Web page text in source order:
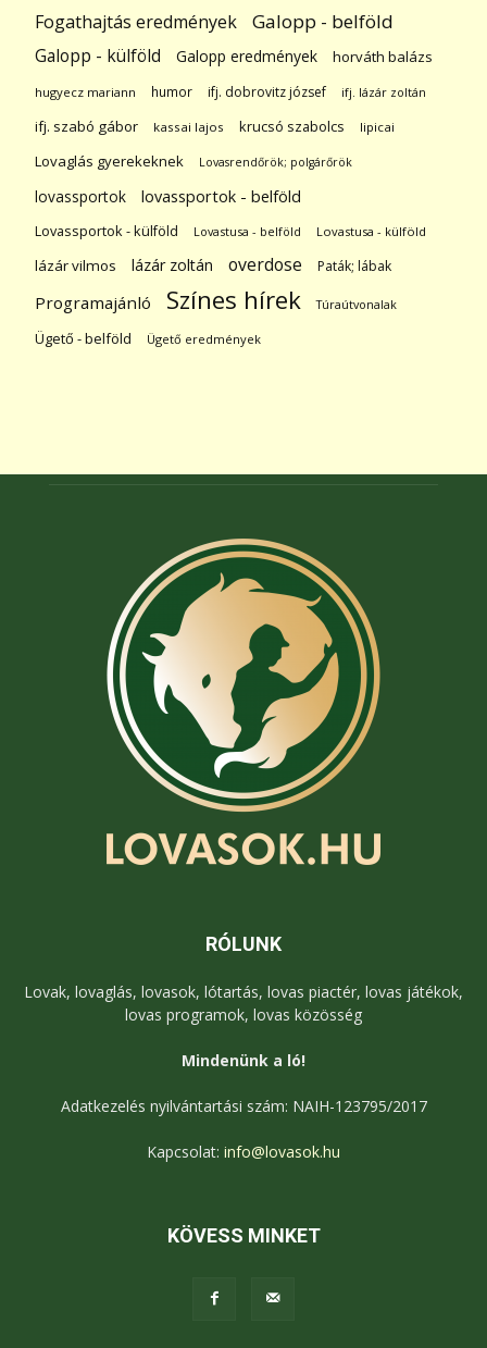
Fogathajtás eredmények Galopp - belföld
Galopp - külföld Galopp eredmények horváth balázs
hugyecz mariann humor ifj. dobrovitz józsef ifj. lázár zoltán
ifj. szabó gábor kassai lajos krucsó szabolcs lipicai
Lovaglás gyerekeknek Lovasrendőrök; polgárőrök
lovassportok lovassportok - belföld
Lovassportok - külföld Lovastusa - belföld Lovastusa - külföld
lázár vilmos lázár zoltán overdose Paták; lábak
Programajánló Színes hírek Túraútvonalak
Ügető - belföld Ügető eredmények
RÓLUNK
Lovak, lovaglás, lovasok, lótartás, lovas piactér, lovas játékok,
lovas programok, lovas közösség
Mindenünk a ló!
Adatkezelés nyilvántartási szám: NAIH-123795/2017
Kapcsolat: info@lovasok.hu
KÖVESS MINKET